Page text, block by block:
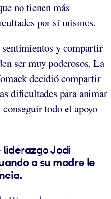
no tienen más
por sí mismos.
sentimientos y compartir
ser muy poderosos. La
decidió compartir
dificultades para animar
todo el apoyo
Jodi
a su madre le